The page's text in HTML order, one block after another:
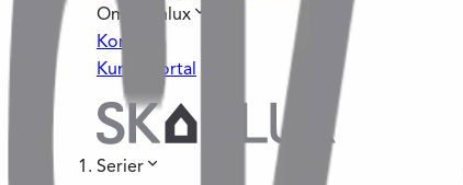
Om Skanlux
Kontakt
Kundeportal
Serier